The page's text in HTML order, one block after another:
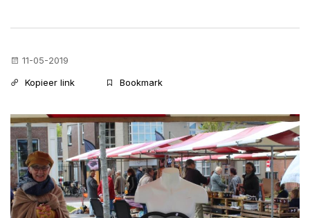
11-05-2019
Kopieer link
Bookmark